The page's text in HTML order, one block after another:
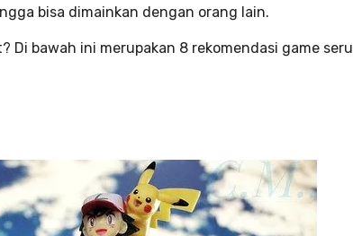
bisa dimainkan dengan orang lain.
Di bawah ini merupakan 8 rekomendasi game seru